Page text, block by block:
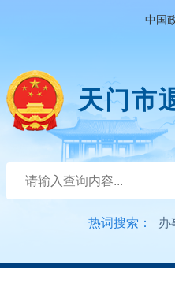
中国
天门市
热词搜索： 办